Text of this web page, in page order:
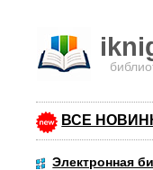
ВСЕ
Электронная